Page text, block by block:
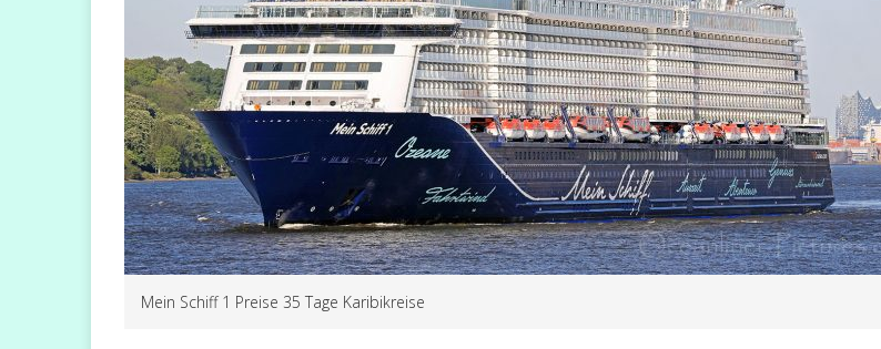
FLUSSKREUZFAHRT
Mein Schiff 1 Preise 35 Tage Karibikreise